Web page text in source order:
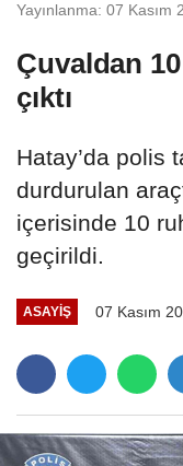
Yayınlanma: 07 Kasım
Çuvaldan
çıktı
Hatay’da polis
durdurulan
içerisinde 10
geçirildi.
ASAYIŞ 07 Kasım